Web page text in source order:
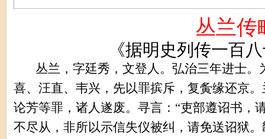
丛兰传
《据明史列传一百
丛兰，字廷秀，文登人。弘治三年进士
喜、汪直、韦兴，先以罪摈斥，复夤缘还京
论芳等罪，诸人遂废。寻言：“吏部遵诏书，
不尽从，非所以示信失仪被纠，请免送诏狱